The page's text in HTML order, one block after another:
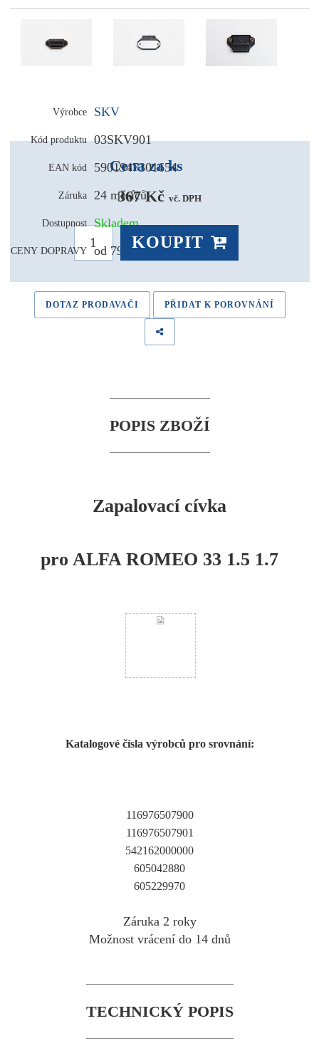
Výrobce SKV
Kód produktu 03SKV901
EAN kód 5901947301654
Záruka 24 měsíců
Dostupnost Skladem
CENY DOPRAVY od 79,- Kč
Cena za ks
367 Kč vč. DPH
KOUPIT
DOTAZ PRODAVAČI PŘIDAT K POROVNÁNÍ
POPIS ZBOŽÍ
Zapalovací cívka
pro ALFA ROMEO 33 1.5 1.7
Katalogové čísla výrobců pro srovnání:
116976507900
116976507901
542162000000
605042880
605229970
Záruka 2 roky
Možnost vrácení do 14 dnů
TECHNICKÝ POPIS